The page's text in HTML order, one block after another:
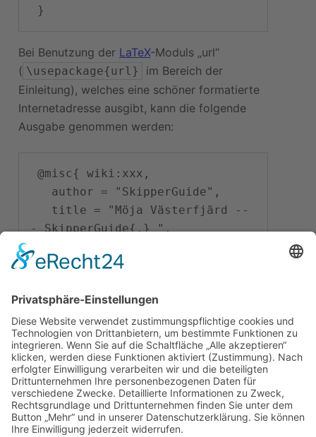
Bei Benutzung der LaTeX-Moduls „url“
( \usepackage{url}
im Bereich der
Einleitung), welches eine schöner formatierte
Internetadresse ausgibt, kann die folgende
Ausgabe genommen werden:
- SkipperGuide{,} ",
   year = "2016",
   url =
ndex.php?
title=M%C3%B6ja_V%C3%A4sterfj%C
3%A4rd&oldid=39900} ",
   note = "[Online; abgerufen
am 7. August 2026]"